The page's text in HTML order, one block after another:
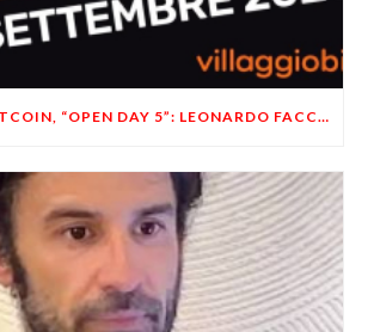
VILLAGGIO BITCOIN, “OPEN DAY 5”: LEONARDO FACCO OSPITE A BRESCIA